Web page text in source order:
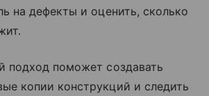
на дефекты и оценить, сколько
подход поможет создавать
копии конструкций и следить